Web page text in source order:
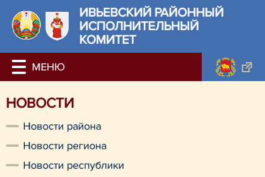
ИВЬЕВСКИЙ РАЙОННЫЙ
ИСПОЛНИТЕЛЬНЫЙ
КОМИТЕТ
НОВОСТИ
Новости района
Новости региона
Новости республики